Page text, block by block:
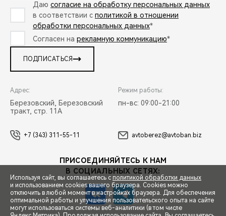
СПЕЦПРЕДЛОЖЕНИЯ
Даю согласие на обработку персональных данных
в соответствии с политикой в отношении
обработки персональных данных*
Согласен на рекламную коммуникацию*
ПОДПИСАТЬСЯ
Адрес:
Березовский, Березовский
тракт, стр. 11А
Режим работы:
пн-вс: 09:00-21:00
+7 (343) 311-55-11 avtoberez@avtoban.biz
ПРИСОЕДИНЯЙТЕСЬ К НАМ
В СОЦИАЛЬНЫХ СЕТЯХ:
Используя сайт, вы соглашаетесь с политикой обработки данных
и использованием cookies вашего браузера. Cookies можно
отключить в любой момент в настройках браузера. Для обеспечения
оптимальной работы и улучшения пользовательского опыта на сайте
могут использоваться системы веб-аналитики (в том числе